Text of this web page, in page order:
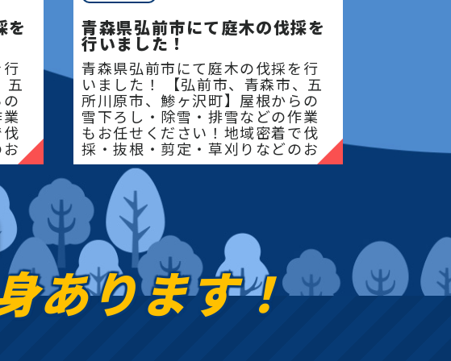
を
五
青森県弘前市にて庭木の伐採を
行いました！
青森県弘前市にて庭木の伐採を行
いました！ 【弘前市、青森市、五
所川原市、鯵ヶ沢町】屋根からの
雪下ろし・除雪・排雪などの作業
もお任せください！地域密着で伐
採・抜根・剪定・草刈りなどのお
庭のこと、造園・
あります！